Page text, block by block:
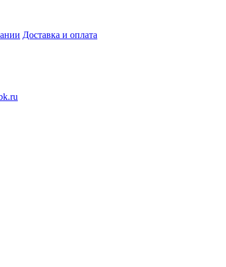
Доставка и оплата